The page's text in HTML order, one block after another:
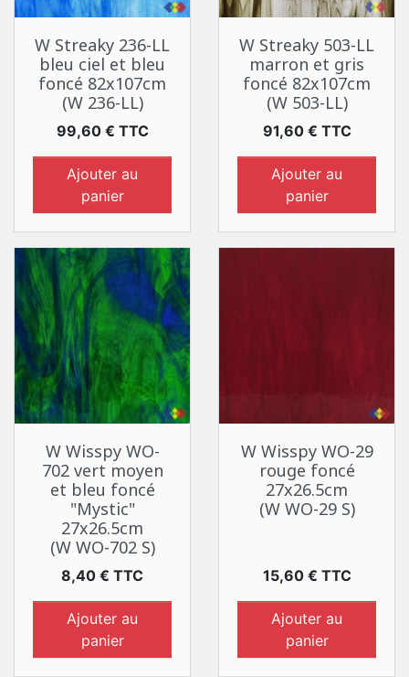
W Streaky 236-LL
bleu ciel et bleu
foncé 82x107cm
(W 236-LL)
Prix
99,60 € TTC
Ajouter au
panier
W Streaky 503-LL
marron et gris
foncé 82x107cm
(W 503-LL)
Prix
91,60 € TTC
Ajouter au
panier
W Wisspy WO-
702 vert moyen
et bleu foncé
"Mystic"
27x26.5cm
(W WO-702 S)
Prix
8,40 € TTC
Ajouter au
panier
W Wisspy WO-29
rouge foncé
27x26.5cm
(W WO-29 S)
Prix
15,60 € TTC
Ajouter au
panier